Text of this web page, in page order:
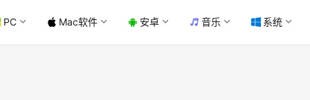
PC Mac软件 安卓 音乐 系统